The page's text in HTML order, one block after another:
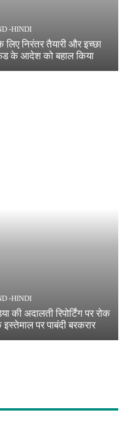
-HINDI
लिए निरंतर तैयारी और इच्छा
के आदेश को बहाल किया
-HINDI
की अदालती रिपोर्टिंग पर रोक
पर पाबंदी बरकरार